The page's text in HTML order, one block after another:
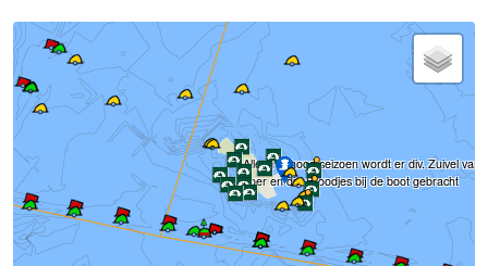
Alleen in hoog seizoen wordt er div. Zuivel van
boer en div. Broodjes bij de boot gebracht